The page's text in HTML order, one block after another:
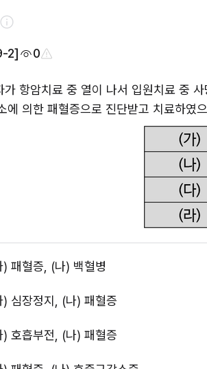
2] 0
항암치료 중 열이 나서 입원치료 중
에 의한 패혈증으로 진단받고 치료하였
) 패혈증, (나) 백혈병
) 심장정지, (나) 패혈증
) 호흡부전, (나) 패혈증